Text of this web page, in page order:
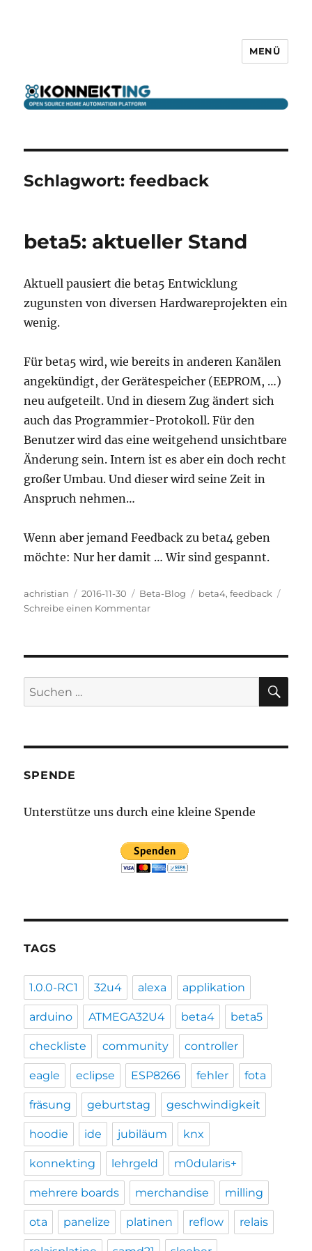
MENÜ
Schlagwort:feedback
beta5: aktueller Stand
Aktuell pausiert die beta5 Entwicklung
zugunsten von diversen Hardwareprojekten ein
wenig.
Für beta5 wird, wie bereits in anderen Kanälen
angekündigt, der Gerätespeicher (EEPROM, …)
neu aufgeteilt. Und in diesem Zug ändert sich
auch das Programmier-Protokoll. Für den
Benutzer wird das eine weitgehend unsichtbare
Änderung sein. Intern ist es aber ein doch recht
großer Umbau. Und dieser wird seine Zeit in
Anspruch nehmen…
Wenn aber jemand Feedback zu beta4 geben
möchte: Nur her damit … Wir sind gespannt.
Autor
achristian
Veröffentlicht
am
2016-11-30 Kategorien
Beta-Blog Schlagwörter
beta4,feedback
Schreibe einen Kommentarzu
Suchen
nach:
SPENDE
Unterstütze uns durch eine kleine Spende
TAGS
1.0.0-RC1 32u4 alexa applikation
arduino ATMEGA32U4 beta4 beta5
checkliste community controller
eagle eclipse ESP8266 fehler fota
fräsung geburtstag geschwindigkeit
hoodie ide jubiläum knx
konnekting lehrgeld m0dularis+
mehrere boards merchandise milling
ota panelize platinen reflow relais